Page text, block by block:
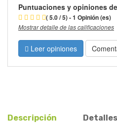
Puntuaciones y opiniones
( 5.0 / 5) - 1 Opinión (es)
Mostrar detalle de las calificaciones
Leer opiniones
Descripción